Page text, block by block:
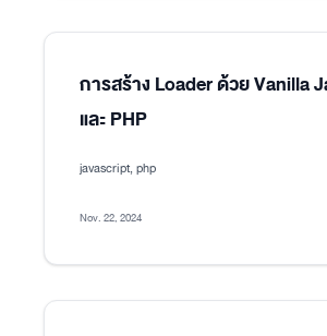
การสร้าง Loader ด้วย Vanilla
และ PHP
javascript, php
Nov. 22, 2024